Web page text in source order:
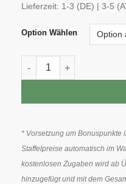
Lieferzeit: 1-3 (DE) | 3-5
Option Wählen
Swedish Supplements
* Vorsetzung um
Staffelpreise automatisch im
kostenlosen Zugaben wird ab
hinzugefügt und mit dem